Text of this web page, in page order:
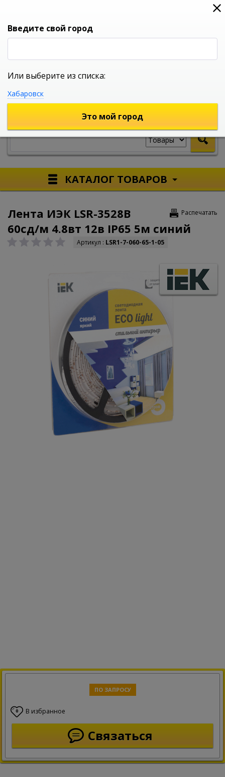
0
УНИВЕРСАЛЬНЫЙ ИНТЕРНЕТ МАГАЗИН
КАТАЛОГ ТОВАРОВ
Распечатать
Лента ИЭК LSR-3528B
60сд/м 4.8вт 12в IP65 5м синий
Артикул : LSR1-7-060-65-1-05
ПО ЗАПРОСУ
0 В избранное
Связаться
Введите свой город
Или выберите из списка:
Хабаровск
Это мой город